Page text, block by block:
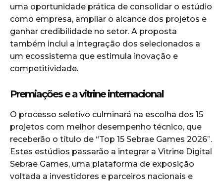
uma oportunidade prática de consolidar o estúdio
como empresa, ampliar o alcance dos projetos e
ganhar credibilidade no setor. A proposta
também inclui a integração dos selecionados a
um ecossistema que estimula inovação e
competitividade.
Premiações e a vitrine internacional
O processo seletivo culminará na escolha dos 15
projetos com melhor desempenho técnico, que
receberão o título de “Top 15 Sebrae Games 2026”.
Estes estúdios passarão a integrar a Vitrine Digital
Sebrae Games, uma plataforma de exposição
voltada a investidores e parceiros nacionais e